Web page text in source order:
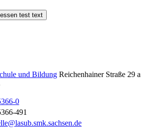
test text
und Bildung Reichenhainer Straße 29 a
0
491